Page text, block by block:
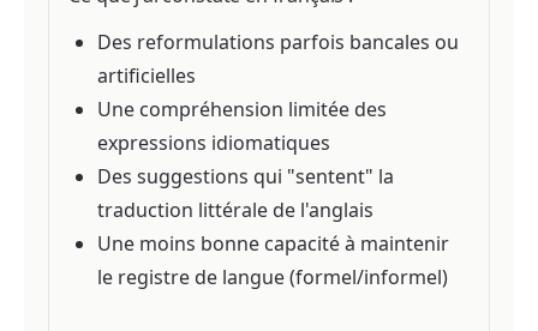
Des reformulations parfois bancales ou
artificielles
Une compréhension limitée des
expressions idiomatiques
Des suggestions qui "sentent" la
traduction littérale de l'anglais
Une moins bonne capacité à maintenir
le registre de langue (formel/informel)